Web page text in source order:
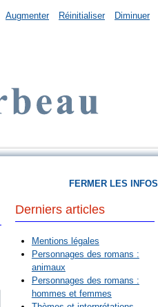
Augmenter Réinitialiser Diminuer
FERMER LES INFOS
Derniers articles
Mentions légales
Personnages des romans :
animaux
Personnages des romans :
hommes et femmes